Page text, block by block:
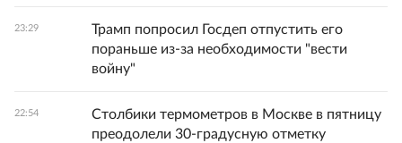
23:29
Трамп попросил Госдеп отпустить его
пораньше из-за необходимости "вести
войну"
22:54
Столбики термометров в Москве в пятницу
преодолели 30-градусную отметку